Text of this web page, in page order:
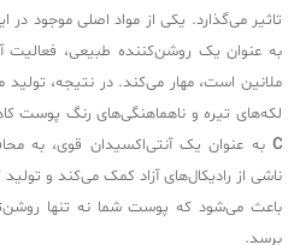
تاثیر می‌گذارد. یکی از مواد اصلی موجود
به عنوان یک روشن‌کننده طبیعی، فعالیت
ملانین است، مهار می‌کند. در نتیجه، تولید
لکه‌های تیره و ناهماهنگی‌های رنگ پوست
C به عنوان یک آنتی‌اکسیدان قوی، به
ناشی از رادیکال‌های آزاد کمک می‌کند و
باعث می‌شود که پوست شما نه تنها
برسد.